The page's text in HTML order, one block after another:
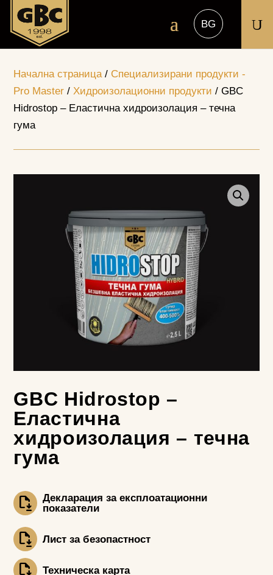
U
Начална страница/ Специализирани продукти -
Pro Master /Хидроизолационни продукти / GBC
Hidrostop – Еластична хидроизолация – течна
гума
GBC Hidrostop –
Еластична
хидроизолация – течна
гума
Декларация за експлоатационни
показатели
Лист за безопастност
Техническа карта